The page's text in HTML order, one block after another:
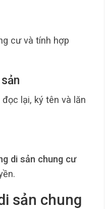
cư và tính hợp
đọc lại, ký tên và lăn
di sản chung cư
sản chung